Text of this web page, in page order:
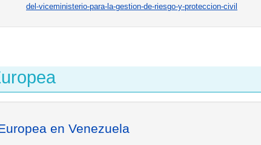
del-viceministerio-para-la-gestion-de-riesgo-y-proteccion-civil
en Venezuela